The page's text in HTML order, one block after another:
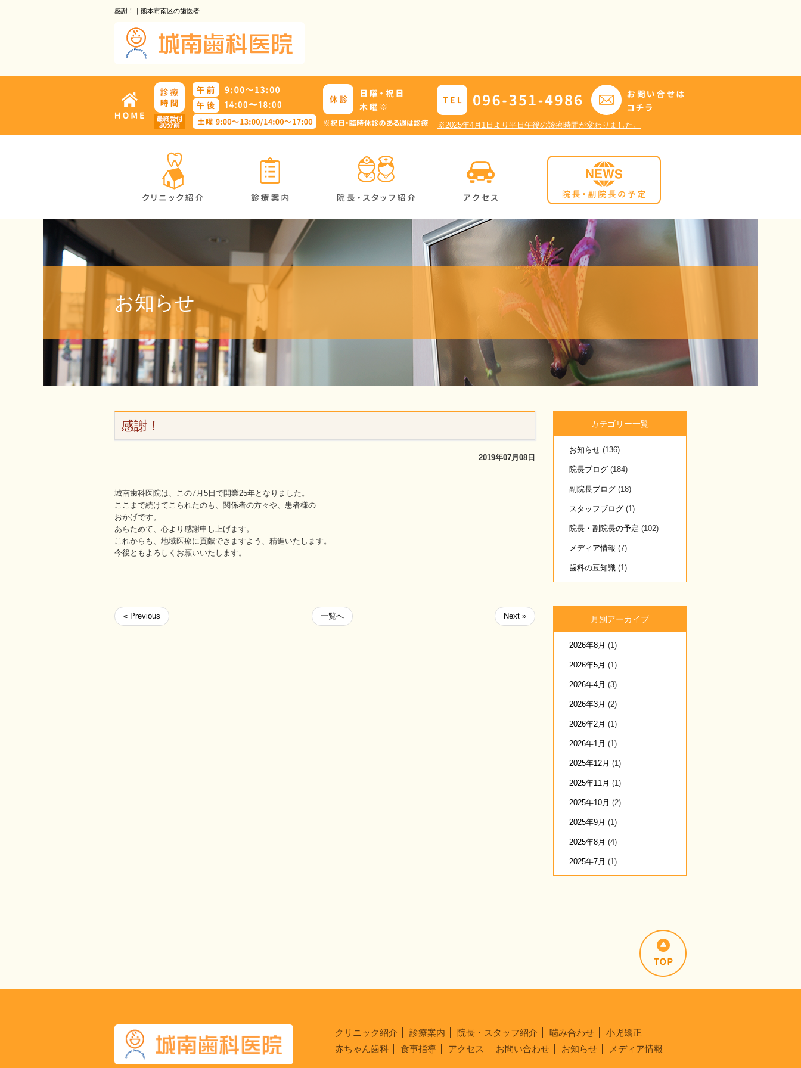
感謝！｜熊本市南区の歯医者
※2025年4月1日より平日午後の診療時間が変わりました。
お知らせ
感謝！
2019年07月08日
城南歯科医院は、この7月5日で開業25年となりました。
ここまで続けてこられたのも、関係者の方々や、患者様の
おかげです。
あらためて、心より感謝申し上げます。
これからも、地域医療に貢献できますよう、精進いたします。
今後ともよろしくお願いいたします。
« Previous 一覧へ Next »
カテゴリー一覧
お知らせ (136)
院長ブログ (184)
副院長ブログ (18)
スタッフブログ (1)
院長・副院長の予定 (102)
メディア情報 (7)
歯科の豆知識 (1)
月別アーカイブ
2026年8月 (1)
2026年5月 (1)
2026年4月 (3)
2026年3月 (2)
2026年2月 (1)
2026年1月 (1)
2025年12月 (1)
2025年11月 (1)
2025年10月 (2)
2025年9月 (1)
2025年8月 (4)
2025年7月 (1)
クリニック紹介 診療案内 院長・スタッフ紹介 噛み合わせ
小児矯正
赤ちゃん歯科
食事指導 アクセス お問い合わせ お知らせ メディア情報